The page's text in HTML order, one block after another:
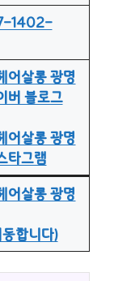
1402-
어살롱 광명
버 블로그
어살롱 광명
타그램
어살롱 광명
합니다)